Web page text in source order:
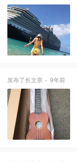
发布了长文章 9年前